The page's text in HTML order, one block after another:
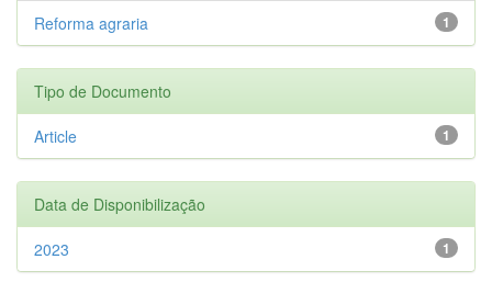
1
Reforma agraria
Tipo de Documento
1
Article
Data de Disponibilização
1
2023